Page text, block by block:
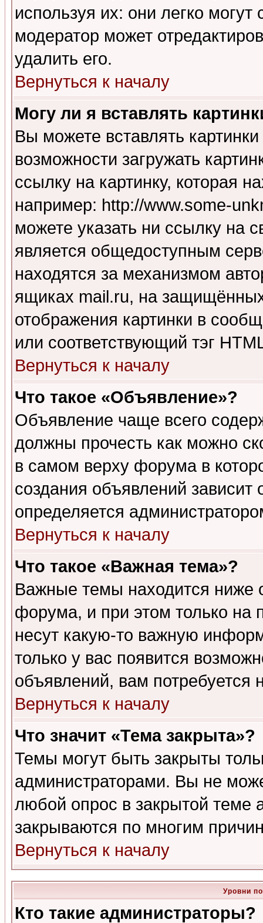
используя их: они легко
модератор может
удалить его.
Вернуться к началу
Могу ли я вставлять
Вы можете вставлять
возможности загружать
ссылку на картинку, которая
например: http://www.some-
можете указать ни ссылку на
является общедоступным
находятся за механизмом
ящиках mail.ru, на
отображения картинки в
или соответствующий тэг
Вернуться к началу
Что такое «Объявление»?
Объявление чаще всего
должны прочесть как можно
в самом верху форума в
создания объявлений зависит
определяется
Вернуться к началу
Что такое «Важная тема»?
Важные темы находится ниже
форума, и при этом только на
несут какую-то важную
только у вас появится
объявлений, вам потребуется
Вернуться к началу
Что значит «Тема закрыта»?
Темы могут быть закрыты
администраторами. Вы не
любой опрос в закрытой теме
закрываются по многим
Вернуться к началу
Уровни
Кто такие администраторы?